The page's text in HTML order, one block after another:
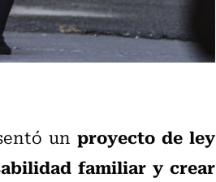
un proyecto de ley
familiar y crear